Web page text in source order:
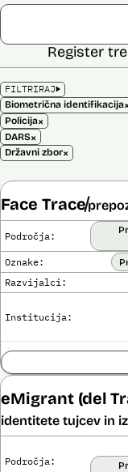
FILTRIRAJ
Biometrična identifikacija×
Policija×
DARS×
Državni zbor×
Register
Face Trace
Področja:
Oznake:
Razvijalci:
Institucija:
Cena:
licence:
Analiza učinka na
opravljena:
Analiza učinka na
Sistem uporablja
eMigrant (del
identitete tujcev in
Področja: